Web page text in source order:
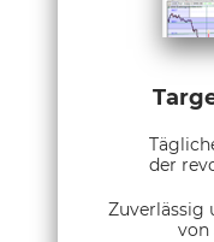
der
Zuverlässig
von